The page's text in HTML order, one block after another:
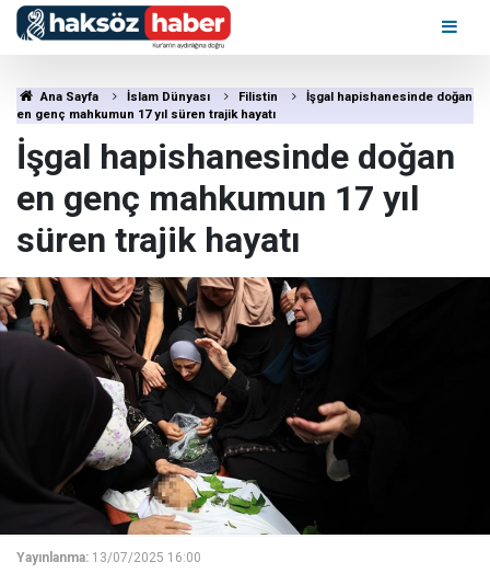
Ana Sayfa İslam Dünyası Filistin
İşgal hapishanesinde doğan
en genç mahkumun 17 yıl süren trajik hayatı
İşgal hapishanesinde doğan
en genç mahkumun 17 yıl
süren trajik hayatı
Yayınlanma: 13/07/2025 16:00